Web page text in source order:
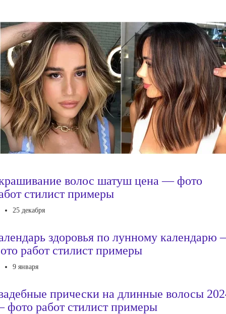
волос шатуш цена — фото
стилист примеры
25 декабря
здоровья по лунному календарю
работ стилист примеры
9 января
прически на длинные волосы
работ стилист примеры